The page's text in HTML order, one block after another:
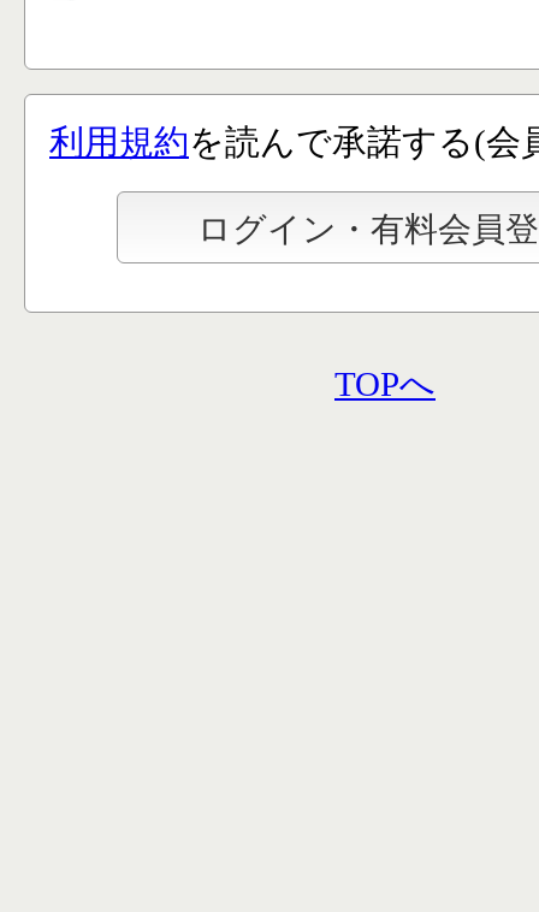
利用規約を読んで承諾する(会
TOPへ